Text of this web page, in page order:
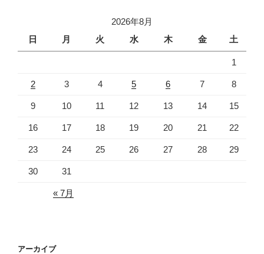
2026年8月
日
月 火 水 木 金 土
1
2 3 4 5 6 7 8
9 10 11 12 13 14 15
16 17 18 19 20 21 22
23 24 25 26 27 28 29
30 31
« 7月
アーカイブ